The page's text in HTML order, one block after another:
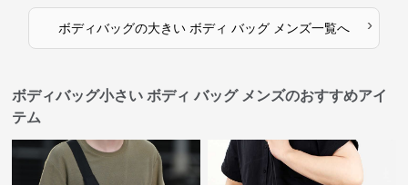
ボディバッグの大きい ボディ バッグ メンズ一覧へ ›
ボディバッグ小さい ボディ バッグ メンズのおすすめアイ
テム